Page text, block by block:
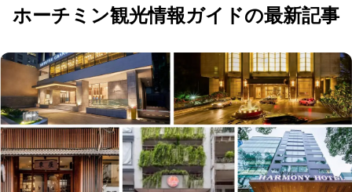
ホーチミン観光情報ガイドの最新記事